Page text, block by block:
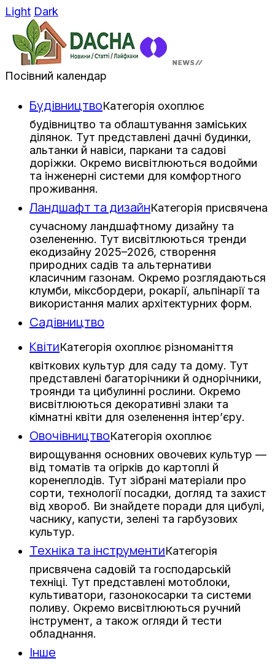
Light Dark
Посівний календар
БудівництвоКатегорія охоплює
будівництво та облаштування заміських
ділянок. Тут представлені дачні будинки,
альтанки й навіси, паркани та садові
доріжки. Окремо висвітлюються водойми
та інженерні системи для комфортного
проживання.
Ландшафт та дизайнКатегорія присвячена
сучасному ландшафтному дизайну та
озелененню. Тут висвітлюються тренди
екодизайну 2025–2026, створення
природних садів та альтернативи
класичним газонам. Окремо розглядаються
клумби, міксбордери, рокарії, альпінарії та
використання малих архітектурних форм.
Садівництво
КвітиКатегорія охоплює різноманіття
квіткових культур для саду та дому. Тут
представлені багаторічники й однорічники,
троянди та цибулинні рослини. Окремо
висвітлюються декоративні злаки та
кімнатні квіти для озеленення інтер’єру.
ОвочівництвоКатегорія охоплює
вирощування основних овочевих культур —
від томатів та огірків до картоплі й
коренеплодів. Тут зібрані матеріали про
сорти, технології посадки, догляд та захист
від хвороб. Ви знайдете поради для цибулі,
часнику, капусти, зелені та гарбузових
культур.
Техніка та інструментиКатегорія
присвячена садовій та господарській
техніці. Тут представлені мотоблоки,
культиватори, газонокосарки та системи
поливу. Окремо висвітлюються ручний
інструмент, а також огляди й тести
обладнання.
Інше